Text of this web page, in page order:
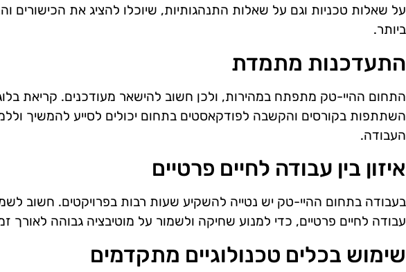
על שאלות טכניות וגם על שאלות התנהגותיות, שיוכלו להציג את הכישורים
ביותר.
התעדכנות מתמדת
התחום ההיי-טק מתפתח במהירות, ולכן חשוב להישאר מעודכנים. קריאת
השתתפות בקורסים והקשבה לפודקאסטים בתחום יכולים לסייע להמשיך
העבודה.
איזון בין עבודה לחיים פרטיים
בעבודה בתחום ההיי-טק יש נטייה להשקיע שעות רבות בפרויקטים. חשוב
עבודה לחיים פרטיים, כדי למנוע שחיקה ולשמור על מוטיבציה גבוהה לאורך
שימוש בכלים טכנולוגיים מתקדמים